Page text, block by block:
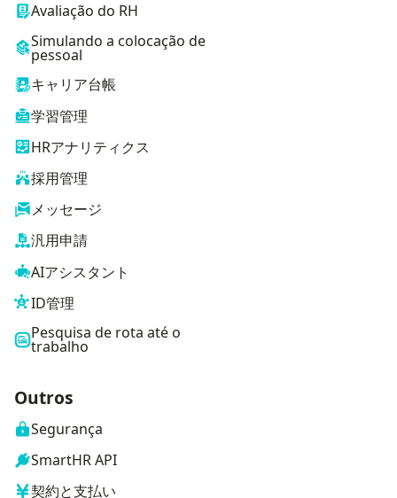
Avaliação do RH
Simulando a colocação de
pessoal
キャリア台帳
学習管理
HRアナリティクス
採用管理
メッセージ
汎用申請
AIアシスタント
ID管理
Pesquisa de rota até o
trabalho
Outros
Segurança
SmartHR API
契約と支払い